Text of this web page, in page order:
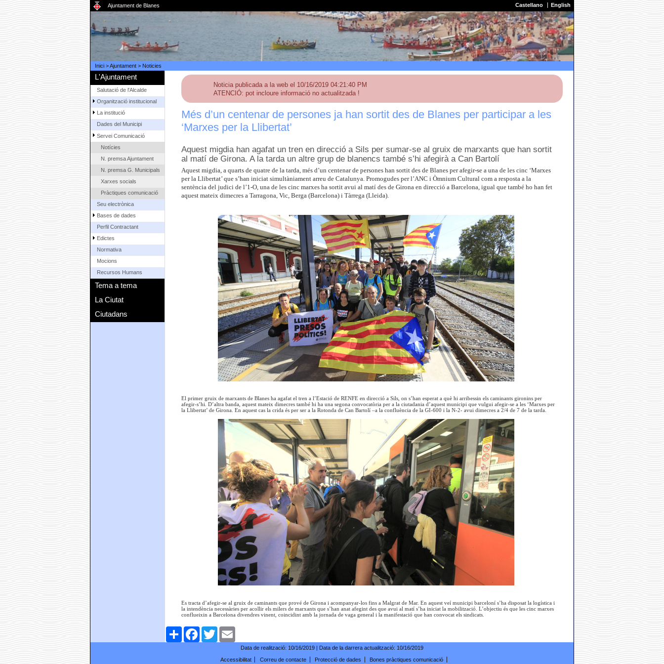
Ajuntament de Blanes Castellano English
Inici>Ajuntament> Noticies
L'Ajuntament
Salutació de l'Alcalde
Organització institucional
La institució
Dades del Municipi
Servei Comunicació
Notícies
N. premsa Ajuntament
N. premsa G. Municipals
Xarxes socials
Pràctiques comunicació
Seu electrònica
Bases de dades
Perfil Contractant
Edictes
Normativa
Mocions
Recursos Humans
Tema a tema
La Ciutat
Ciutadans
Noticia publicada a la web el 10/16/2019 04:21:40 PM
ATENCIÓ: pot incloure informació no actualitzada !
Més d’un centenar de persones ja han sortit des de Blanes per participar a les
‘Marxes per la Llibertat’
Aquest migdia han agafat un tren en direcció a Sils per sumar-se al gruix de marxants que han sortit
al matí de Girona. A la tarda un altre grup de blanencs també s’hi afegirà a Can Bartolí
Aquest migdia, a quarts de quatre de la tarda, més d’un centenar de persones han sortit des de Blanes per afegir-se a una de les cinc ‘Marxes
per la Llibertat’ que s’han iniciat simultàniament arreu de Catalunya. Promogudes per l’ANC i Òmnium Cultural com a resposta a la
sentència del judici de l’1-O, una de les cinc marxes ha sortit avui al matí des de Girona en direcció a Barcelona, igual que també ho han fet
aquest mateix dimecres a Tarragona, Vic, Berga (Barcelona) i Tàrrega (Lleida).
El primer gruix de marxants de Blanes ha agafat el tren a l’Estació de RENFE en direcció a Sils, on s’han esperat a què hi arribessin els caminants gironins per
afegir-s’hi. D’altra banda, aquest mateix dimecres també hi ha una segona convocatòria per a la ciutadania d’aquest municipi que vulgui afegir-se a les ‘Marxes per
la Llibertat’ de Girona. En aquest cas la crida és per ser a la Rotonda de Can Bartolí –a la confluència de la GI-600 i la N-2- avui dimecres a 2/4 de 7 de la tarda.
Es tracta d’afegir-se al gruix de caminants que prové de Girona i acompanyar-los fins a Malgrat de Mar. En aquest veí municipi barceloní s’ha disposat la logística i
la intendència necessàries per acollir els milers de marxants que s’han anat afegint des que avui al matí s’ha iniciat la mobilització. L’objectiu és que les cinc marxes
conflueixin a Barcelona divendres vinent, coincidint amb la jornada de vaga general i la manifestació que han convocat els sindicats.
ComparteixFacebookTwitter
Data de realització: 10/16/2019 | Data de la darrera actualització: 10/16/2019
Accessibilitat
Correu de contacte Protecció de dades Bones pràctiques comunicació